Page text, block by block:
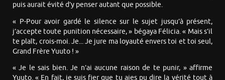
puis aurait évité d’y penser autant que possible.
« P-Pour avoir gardé le silence sur le sujet jusqu’à présent,
j’accepte toute punition nécessaire, » bégaya Félicia. « Mais s’il
te plaît, crois-moi. Je... Je jure ma loyauté envers toi et toi seul,
Grand Frère Yuuto ! »
« Je le sais bien. Je n’ai aucune raison de te punir, » affirme
Yuuto. « En fait, je suis fier que tu aies pu dire la vérité tout à